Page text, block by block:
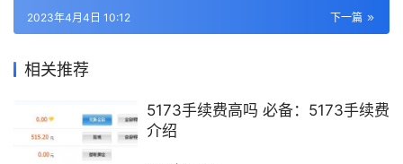
下一篇
2023年4月4日 10:12
相关推荐
5173手续费高吗 必备：5173手续费
介绍